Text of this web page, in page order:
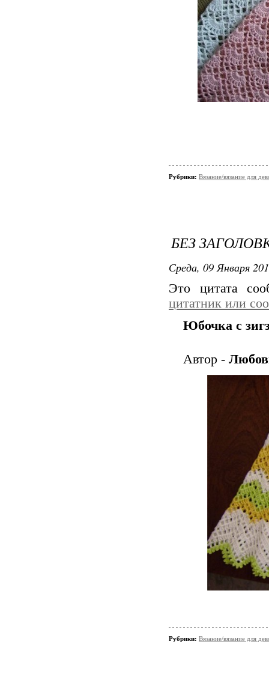
Рубрики: Вязание/вязание для
БЕЗ
Среда, 09 Января
Это цитата
цитатник или
Юбочка с
Автор -
Рубрики: Вязание/вязание для